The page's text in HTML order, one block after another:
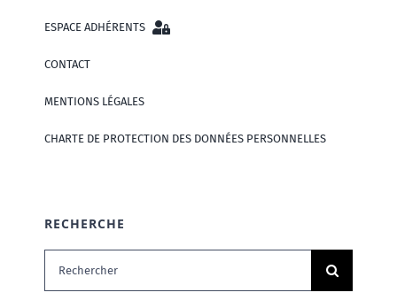
ESPACE ADHÉRENTS
CONTACT
MENTIONS LÉGALES
CHARTE DE PROTECTION DES DONNÉES PERSONNELLES
RECHERCHE
Rechercher: